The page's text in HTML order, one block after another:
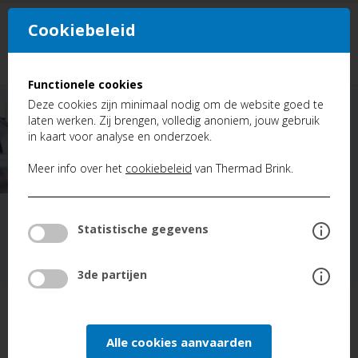
Cookiebeleid
Functionele cookies
Deze cookies zijn minimaal nodig om de website goed te
laten werken. Zij brengen, volledig anoniem, jouw gebruik
in kaart voor analyse en onderzoek.
Meer info over het cookiebeleid van Thermad Brink.
Statistische gegevens
3de partijen
Alle cookies aanvaarden
VIND HIER EEN ANTWOORD
FAQ